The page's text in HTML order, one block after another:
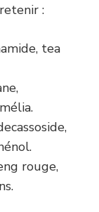
:
tea
rouge,